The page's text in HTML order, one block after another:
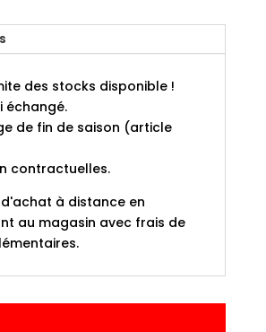
des stocks disponible !
échangé.
de fin de saison (article
contractuelles.
d'achat à distance en
au magasin avec frais de